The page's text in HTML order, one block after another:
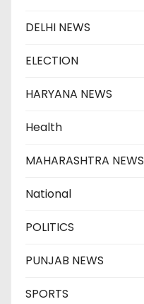
DELHI NEWS
ELECTION
HARYANA NEWS
Health
MAHARASHTRA NEWS
National
POLITICS
PUNJAB NEWS
SPORTS